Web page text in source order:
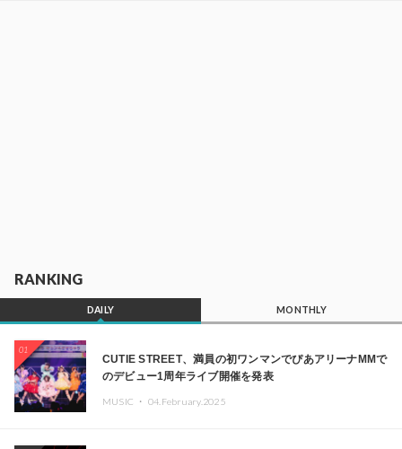
RANKING
DAILY MONTHLY
01
CUTIE STREET、満員の初ワンマンでぴあアリーナMMで
のデビュー1周年ライブ開催を発表
MUSIC ・ 04.February.2025